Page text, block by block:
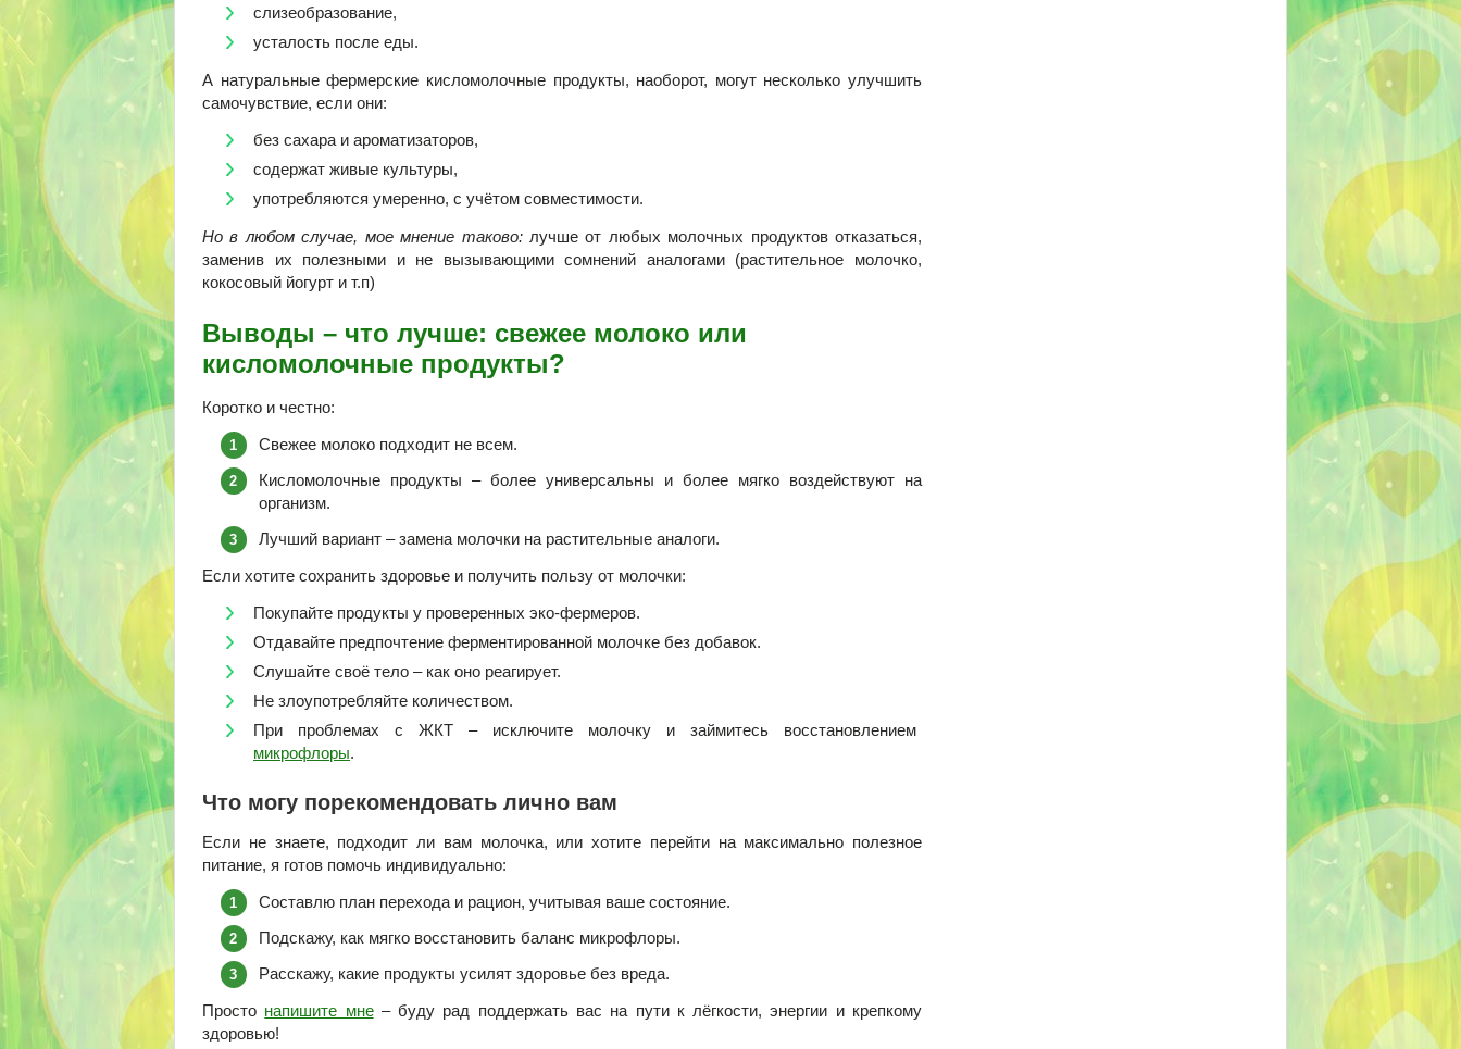
слизеобразование,
усталость после еды.
А натуральные фермерские кисломолочные продукты, наоборот, могут несколько улучшить
самочувствие, если они:
без сахара и ароматизаторов,
содержат живые культуры,
употребляются умеренно, с учётом совместимости.
Но в любом случае, мое мнение таково:лучше от любых молочных продуктов отказаться,
заменив их полезными и не вызывающими сомнений аналогами (растительное молочко,
кокосовый йогурт и т.п)
Выводы – что лучше: свежее молоко или
кисломолочные продукты?
Коротко и честно:
Свежее молоко подходит не всем.
Кисломолочные продукты – более универсальны и более мягко воздействуют на
организм.
Лучший вариант – замена молочки на растительные аналоги.
Если хотите сохранить здоровье и получить пользу от молочки:
Покупайте продукты у проверенных эко-фермеров.
Отдавайте предпочтение ферментированной молочке без добавок.
Слушайте своё тело – как оно реагирует.
Не злоупотребляйте количеством.
При проблемах с ЖКТ – исключите молочку и займитесь восстановлением
микрофлоры.
Что могу порекомендовать лично вам
Если не знаете, подходит ли вам молочка, или хотите перейти на максимально полезное
питание, я готов помочь индивидуально:
Составлю план перехода и рацион, учитывая ваше состояние.
Подскажу, как мягко восстановить баланс микрофлоры.
Расскажу, какие продукты усилят здоровье без вреда.
Просто напишите мне– буду рад поддержать вас на пути к лёгкости, энергии и крепкому
здоровью!